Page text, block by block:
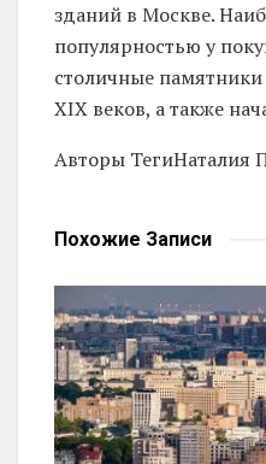
зданий в Москве.
популярностью у
столичные
XIX веков, а также
Авторы ТегиНаталия
Похожие Записи